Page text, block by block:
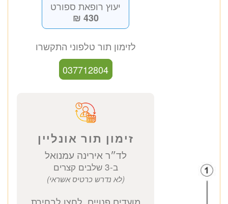
ד״ר אירינה עמנואל
רופאת ספורט
כתובת מרפאה: קויפמן 6 תל אביב
לזימון תור טלפוני התקשרו
037712804